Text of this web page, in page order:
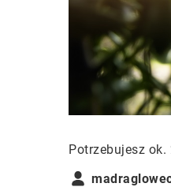
Potrzebujesz